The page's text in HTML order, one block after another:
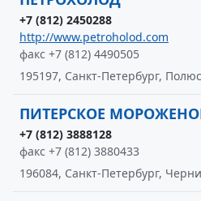
+7 (812) 2450288
http://www.petroholod.com
факс +7 (812) 4490505
195197, Санкт-Петербург,
ПИТЕРСКОЕ
+7 (812) 3888128
факс +7 (812) 3880433
196084, Санкт-Петербург,